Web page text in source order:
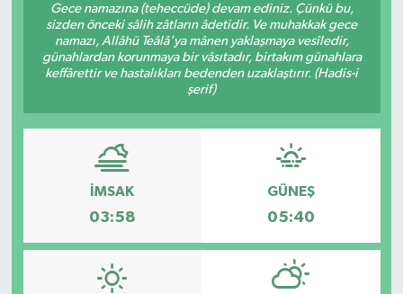
Gece namazına (teheccüde) devam ediniz. Çünkü bu,
sizden önceki sâlih zâtların âdetidir. Ve muhakkak gece
namazı, Allâhü Teâlâ'ya mânen yaklaşmaya vesîledir,
günahlardan korunmaya bir vâsıtadır, birtakım günahlara
keffârettir ve hastalıkları bedenden uzaklaştırır. (Hadis-i
şerif)
İMSAK
03:58
GÜNEŞ
05:40